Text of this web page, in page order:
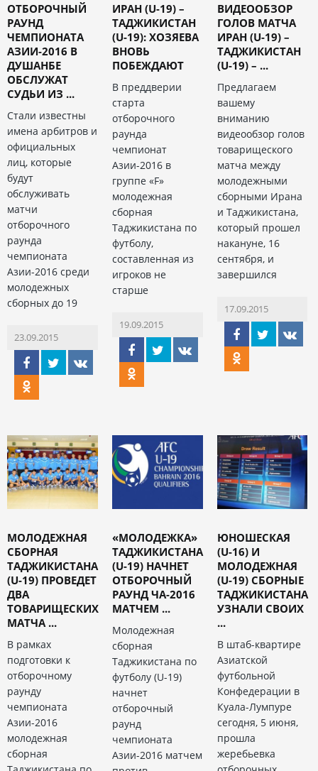
ОТБОРОЧНЫЙ
РАУНД
ЧЕМПИОНАТА
АЗИИ-2016 В
ДУШАНБЕ
ОБСЛУЖАТ
СУДЬИ ИЗ ...
Стали известны
имена арбитров и
официальных
лиц, которые
будут
обслуживать
матчи
отборочного
раунда
чемпионата
Азии-2016 среди
молодежных
сборных до 19
23.09.2015
ИРАН (U-19) –
ТАДЖИКИСТАН
(U-19): ХОЗЯЕВА
ВНОВЬ
ПОБЕЖДАЮТ
В преддверии
старта
отборочного
раунда
чемпионат
Азии-2016 в
группе «F»
молодежная
сборная
Таджикистана по
футболу,
составленная из
игроков не
старше
19.09.2015
ВИДЕООБЗОР
ГОЛОВ МАТЧА
ИРАН (U-19) –
ТАДЖИКИСТАН
(U-19) – ...
Предлагаем
вашему
вниманию
видеообзор голов
товарищеского
матча между
молодежными
сборными Ирана
и Таджикистана,
который прошел
накануне, 16
сентября, и
завершился
17.09.2015
МОЛОДЕЖНАЯ
СБОРНАЯ
ТАДЖИКИСТАНА
(U-19) ПРОВЕДЕТ
ДВА
ТОВАРИЩЕСКИХ
МАТЧА ...
В рамках
подготовки к
отборочному
раунду
чемпионата
Азии-2016
молодежная
сборная
«МОЛОДЕЖКА»
ТАДЖИКИСТАНА
(U-19) НАЧНЕТ
ОТБОРОЧНЫЙ
РАУНД ЧА-2016
МАТЧЕМ ...
Молодежная
сборная
Таджикистана по
футболу (U-19)
начнет
отборочный
раунд
чемпионата
Азии-2016 матчем
ЮНОШЕСКАЯ
(U-16) И
МОЛОДЕЖНАЯ
(U-19) СБОРНЫЕ
ТАДЖИКИСТАНА
УЗНАЛИ СВОИХ
...
В штаб-квартире
Азиатской
футбольной
Конфедерации в
Куала-Лумпуре
сегодня, 5 июня,
прошла
жеребьевка